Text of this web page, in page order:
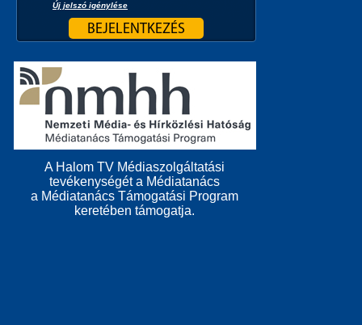
Új jelszó igénylése
A Halom TV Médiaszolgáltatási
tevékenységét a Médiatanács
a Médiatanács Támogatási Program
keretében támogatja.